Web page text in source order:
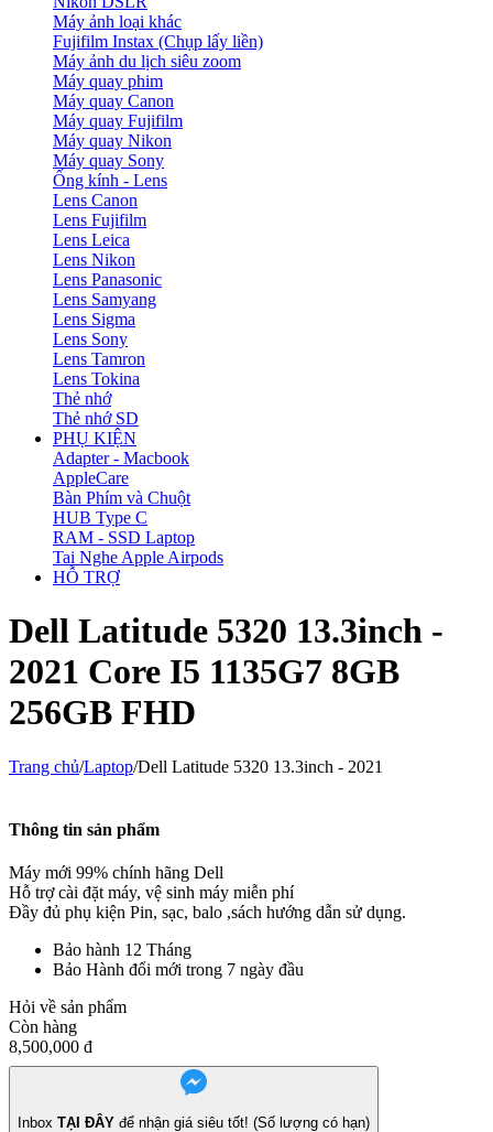
Máy ảnh loại khác
Fujifilm Instax (Chụp lấy liền)
Máy ảnh du lịch siêu zoom
Máy quay phim
Máy quay Canon
Máy quay Fujifilm
Máy quay Nikon
Máy quay Sony
Ống kính - Lens
Lens Canon
Lens Fujifilm
Lens Leica
Lens Nikon
Lens Panasonic
Lens Samyang
Lens Sigma
Lens Sony
Lens Tamron
Lens Tokina
Thẻ nhớ
Thẻ nhớ SD
PHỤ KIỆN
Adapter - Macbook
AppleCare
Bàn Phím và Chuột
HUB Type C
RAM - SSD Laptop
Tai Nghe Apple Airpods
HỖ TRỢ
Dell Latitude 5320 13.3inch -
2021 Core I5 1135G7 8GB
256GB FHD
Trang chủ/Laptop/Dell Latitude 5320 13.3inch - 2021
Thông tin sản phẩm
Máy mới 99% chính hãng Dell
Hỗ trợ cài đặt máy, vệ sinh máy miễn phí
Đầy đủ phụ kiện Pin, sạc, balo ,sách hướng dẫn sử dụng.
Bảo hành 12 Tháng
Bảo Hành đổi mới trong 7 ngày đầu
Hỏi về sản phẩm
Còn hàng
8,500,000 đ
Inbox TẠI ĐÂY để nhận giá siêu tốt! (Số lượng có hạn)